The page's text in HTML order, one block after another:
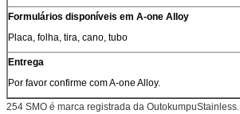
Formulários disponíveis em A-one Alloy
Placa, folha, tira, cano, tubo
Entrega
Por favor confirme com A-one Alloy.
254 SMO é marca registrada da OutokumpuStainless.